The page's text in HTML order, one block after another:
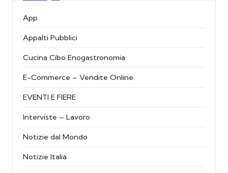
App
Appalti Pubblici
Cucina Cibo Enogastronomia
E-Commerce – Vendite Online
EVENTI E FIERE
Interviste – Lavoro
Notizie dal Mondo
Notizie Italia